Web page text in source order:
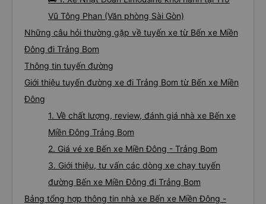
Vũ Tông Phan (Văn phòng Sài Gòn)
Những câu hỏi thường gặp về tuyến xe từ Bến xe Miền
Đông đi Trảng Bom
Thông tin tuyến đường
Giới thiệu tuyến đường xe đi Trảng Bom từ Bến xe Miền
Đông
1. Về chất lượng, review, đánh giá nhà xe Bến xe
Miền Đông Trảng Bom
2. Giá vé xe Bến xe Miền Đông - Trảng Bom
3. Giới thiệu, tư vấn các dòng xe chạy tuyến
đường Bến xe Miền Đông đi Trảng Bom
Bảng tổng hợp thông tin nhà xe Bến xe Miền Đông -